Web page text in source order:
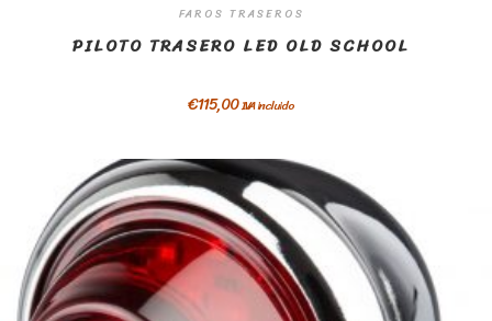
FAROS TRASEROS
PILOTO TRASERO LED OLD SCHOOL
€115,00IVA incluido